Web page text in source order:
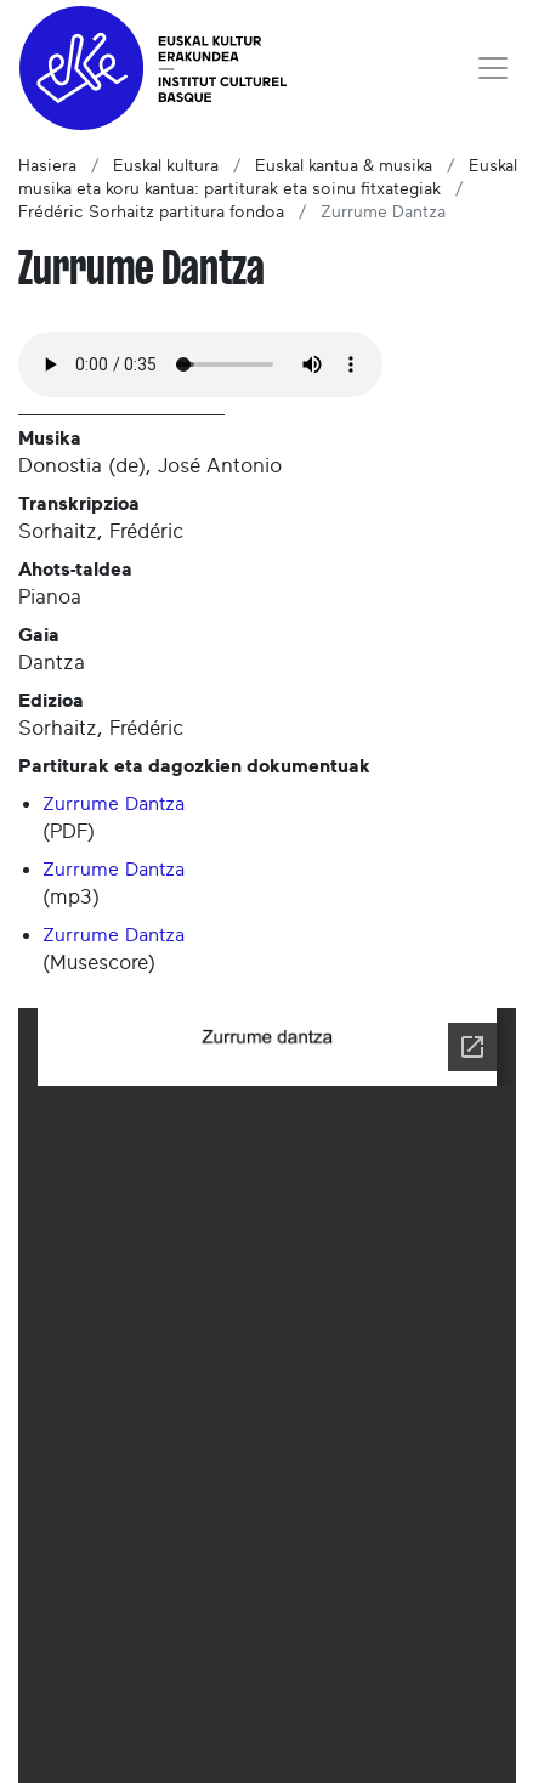
Hasiera Euskal kultura Euskal kantua & musika
Euskal
musika eta koru kantua: partiturak eta soinu fitxategiak
Frédéric Sorhaitz partitura fondoa
Zurrume Dantza
Zurrume Dantza
Musika
Donostia (de), José Antonio
Transkripzioa
Sorhaitz, Frédéric
Ahots-taldea
Pianoa
Gaia
Dantza
Edizioa
Sorhaitz, Frédéric
Partiturak eta dagozkien dokumentuak
Zurrume Dantza
(PDF)
Zurrume Dantza
(mp3)
Zurrume Dantza
(Musescore)